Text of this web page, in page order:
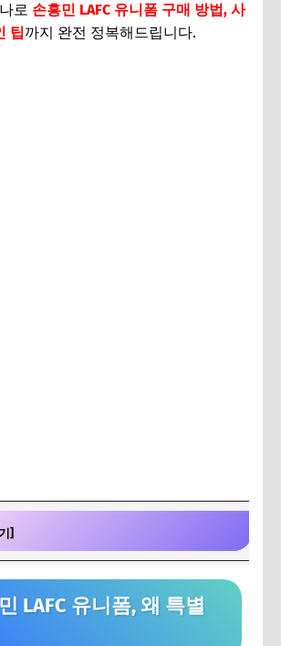
로 손흥민 LAFC 유니폼 구매 방법, 사
팁까지 완전 정복해드립니다.
]
: 어디서 사야 할까?
와 마킹 옵션
LAFC 유니폼, 왜 특별